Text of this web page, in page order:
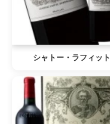
シャトー・ラフィット